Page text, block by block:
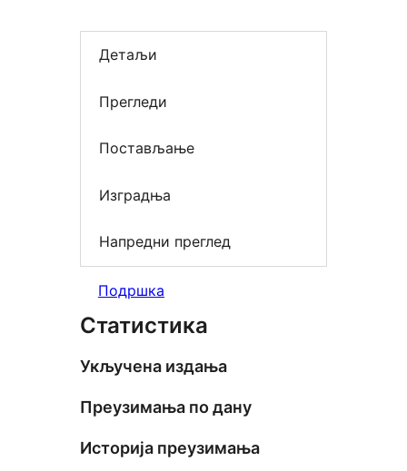
Детаљи
Прегледи
Постављање
Изградња
Напредни преглед
Подршка
Статистика
Укључена издања
Преузимања по дану
Историја преузимања